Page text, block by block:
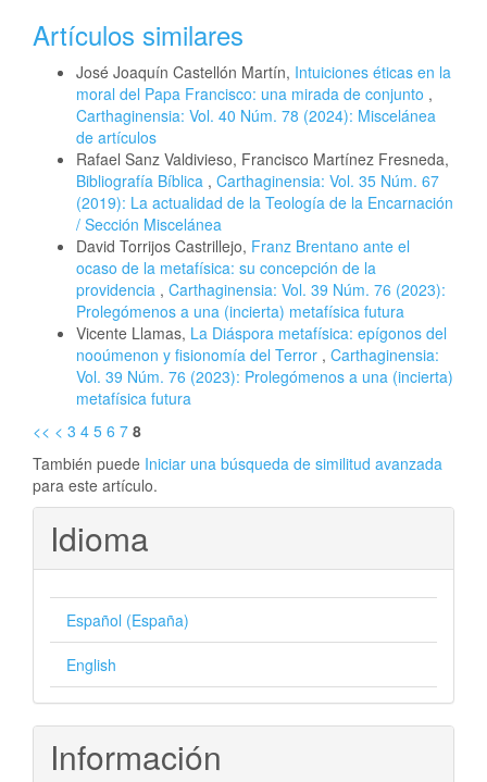
Artículos similares
José Joaquín Castellón Martín, Intuiciones éticas en la
moral del Papa Francisco: una mirada de conjunto ,
Carthaginensia: Vol. 40 Núm. 78 (2024): Miscelánea
de artículos
Rafael Sanz Valdivieso, Francisco Martínez Fresneda,
Bibliografía Bíblica , Carthaginensia: Vol. 35 Núm. 67
(2019): La actualidad de la Teología de la Encarnación
/ Sección Miscelánea
David Torrijos Castrillejo, Franz Brentano ante el
ocaso de la metafísica: su concepción de la
providencia , Carthaginensia: Vol. 39 Núm. 76 (2023):
Prolegómenos a una (incierta) metafísica futura
Vicente Llamas, La Diáspora metafísica: epígonos del
nooúmenon y fisionomía del Terror , Carthaginensia:
Vol. 39 Núm. 76 (2023): Prolegómenos a una (incierta)
metafísica futura
<< < 3 4 5 6 7 8
También puede Iniciar una búsqueda de similitud avanzada
para este artículo.
Idioma
Español (España)
English
Información